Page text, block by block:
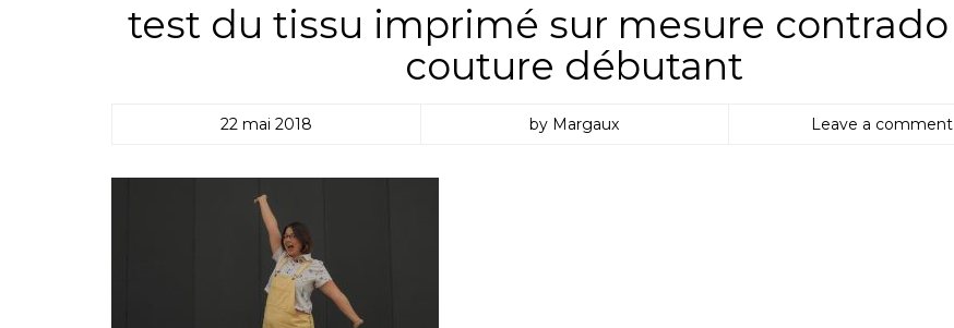
test du tissu imprimé sur mesure
couture débutant
22 mai 2018 by Margaux Leave a comment